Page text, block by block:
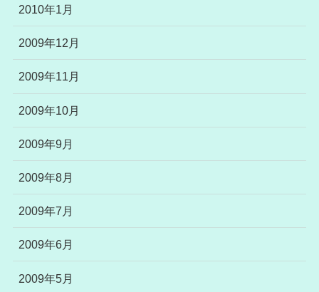
2010年1月
2009年12月
2009年11月
2009年10月
2009年9月
2009年8月
2009年7月
2009年6月
2009年5月